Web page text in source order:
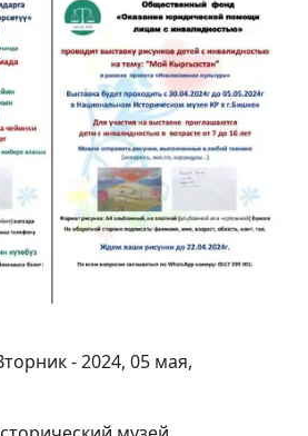
- 2024, 05 мая,